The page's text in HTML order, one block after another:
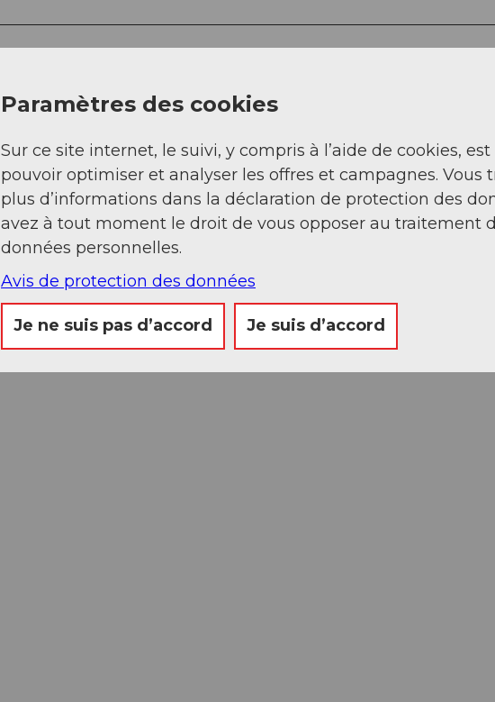
Paramètres des cookies
Sur ce site internet, le suivi, y compris à l’aide de cookies,
pouvoir optimiser et analyser les offres et campagnes. Vous
plus d’informations dans la déclaration de protection des
avez à tout moment le droit de vous opposer au traitement
données personnelles.
Avis de protection des données
Je ne suis pas d’accord Je suis d’accord